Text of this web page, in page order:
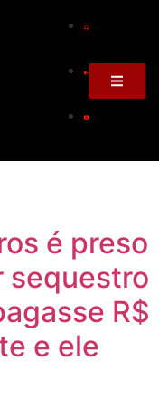
é preso
sequestro
R$
e ele